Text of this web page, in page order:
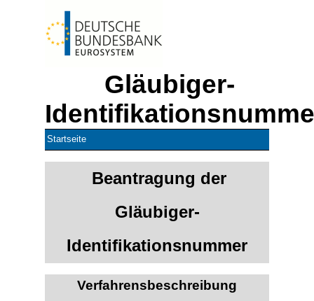
Gläubiger-
Startseite
Beantragung der
Gläubiger-
Identifikationsnummer
Verfahrensbeschreibung